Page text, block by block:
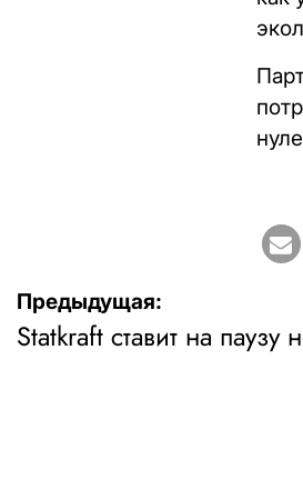
Навигация
по
Предыдущая:
Statkraft ставит на